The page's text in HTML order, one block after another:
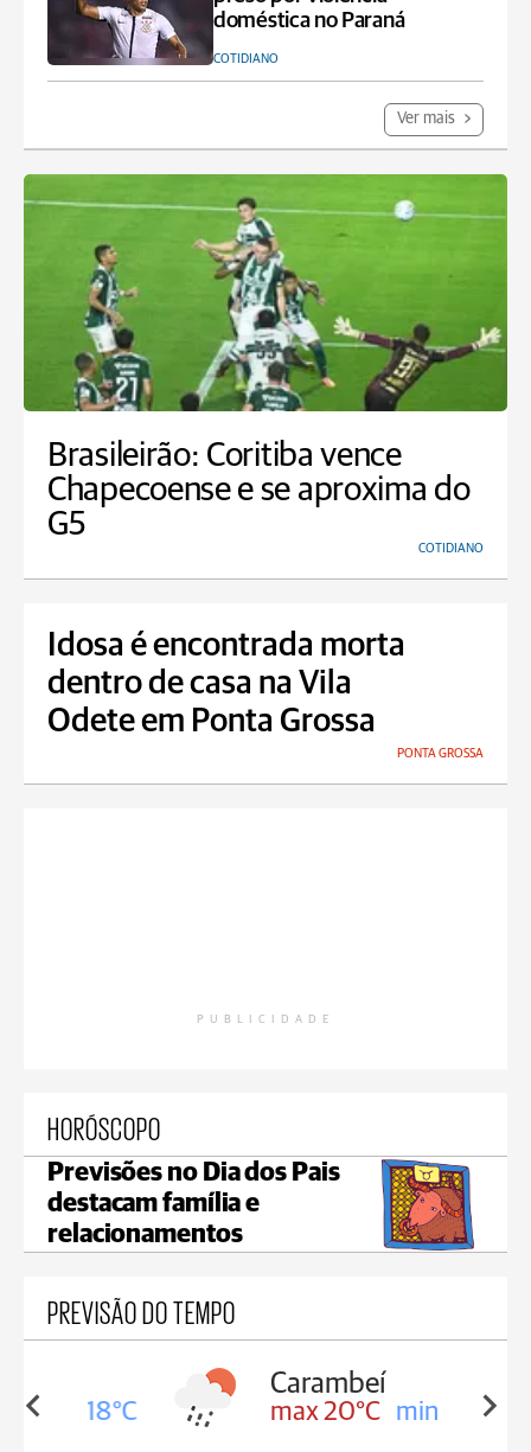
doméstica no Paraná
COTIDIANO
Ver mais
Brasileirão: Coritiba vence
Chapecoense e se aproxima do
G5
COTIDIANO
Idosa é encontrada morta
dentro de casa na Vila
Odete em Ponta Grossa
PONTA GROSSA
PUBLICIDADE
HORÓSCOPO
Previsões no Dia dos Pais
destacam família e
relacionamentos
PREVISÃO DO TEMPO
18°C
Carambeí
max 20°C min 18°C